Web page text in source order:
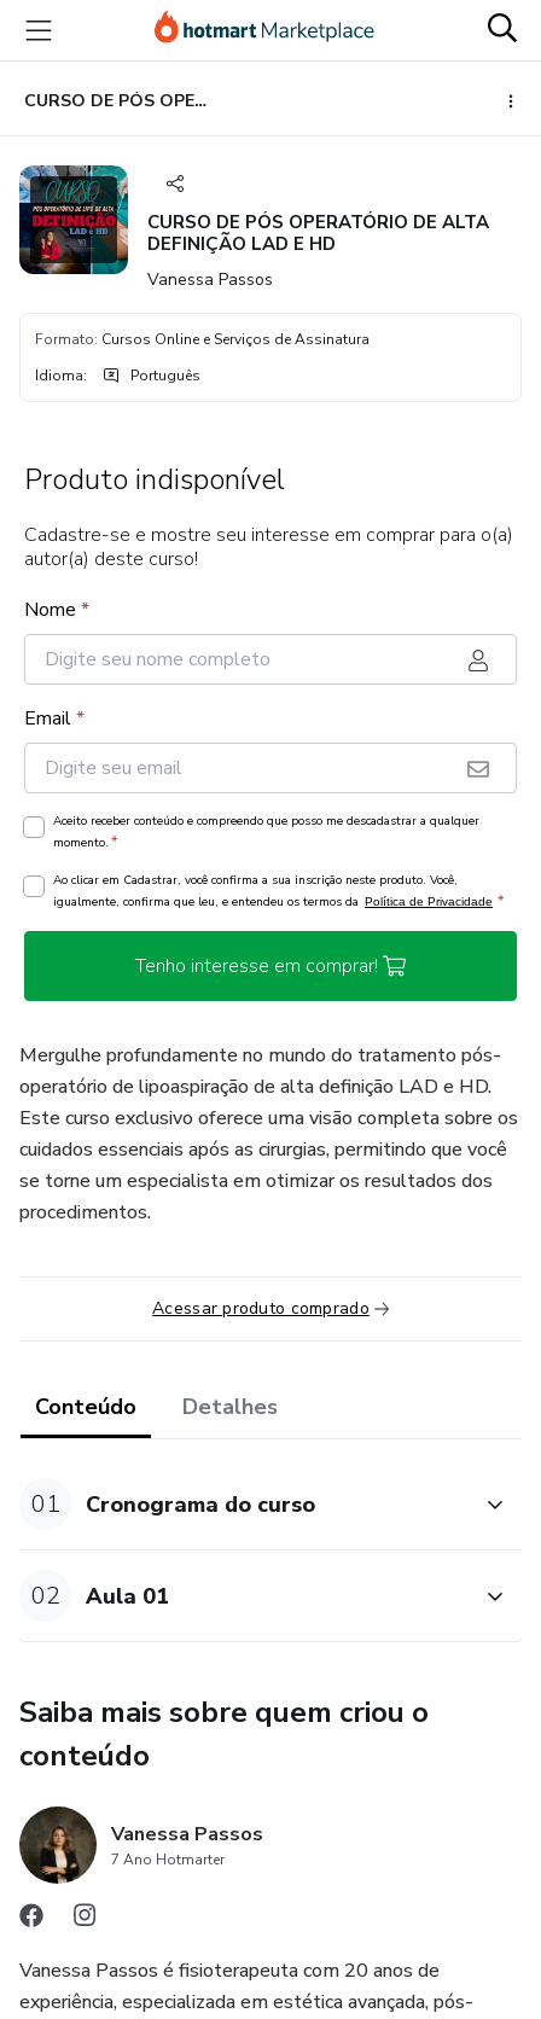
para
conteúdo
principal
para
pagamento
para
rodapé
CURSO DE PÓS OPERATÓRIO DE ALTA DEFINIÇÃO LAD E HD
CURSO DE PÓS OPERATÓRIO DE ALTA
DEFINIÇÃO LAD E HD
Vanessa Passos
Formato: Cursos Online e Serviços de Assinatura
Idioma: Português
Produto indisponível
Cadastre-se e mostre seu interesse em comprar para o(a)
autor(a) deste curso!
Nome *
Email*
Aceito receber conteúdo e compreendo que posso me descadastrar a qualquer
momento. *
Ao clicar em Cadastrar, você confirma a sua inscrição neste produto. Você,
igualmente, confirma que leu, e entendeu os termos da Política de Privacidade *
Tenho interesse em comprar!
Mergulhe profundamente no mundo do tratamento pós-
operatório de lipoaspiração de alta definição LAD e HD.
Este curso exclusivo oferece uma visão completa sobre os
cuidados essenciais após as cirurgias, permitindo que você
se torne um especialista em otimizar os resultados dos
procedimentos.
Acessar produto comprado
Conteúdo Detalhes
01 Cronograma do curso
02 Aula 01
Saiba mais sobre quem criou o
conteúdo
Vanessa Passos
7 Ano Hotmarter
Vanessa Passos é fisioterapeuta com 20 anos de
experiência, especializada em estética avançada, pós-